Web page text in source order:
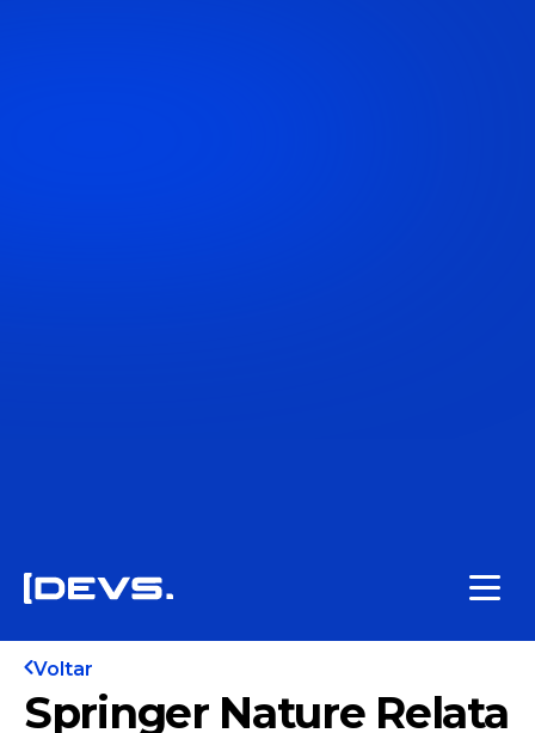
Voltar
Springer Nature Relata